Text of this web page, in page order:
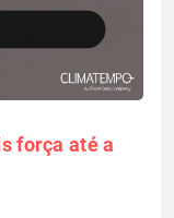
força até a